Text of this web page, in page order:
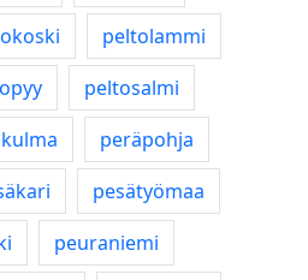
peltolammi
peltosalmi
peräpohja
pesätyömaa
peuraniemi